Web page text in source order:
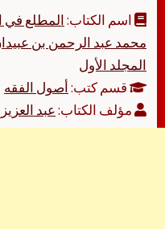
اسم الكتاب:المطلع في
محمد عبد الرحمن بن
المجلد الأول
قسم كتب:أصول الفقه
مؤلف الكتاب:عبد